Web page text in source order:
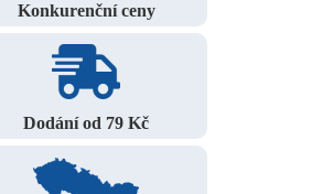
Konkurenční ceny
Dodání od 79 Kč